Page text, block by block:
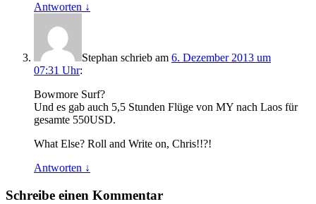
Antworten ↓
Stephan schrieb am 6. Dezember 2013 um
07:31 Uhr:
Bowmore Surf?
Und es gab auch 5,5 Stunden Flüge von MY nach Laos für
gesamte 550USD.
What Else? Roll and Write on, Chris!!?!
Antworten ↓
Schreibe einen Kommentar